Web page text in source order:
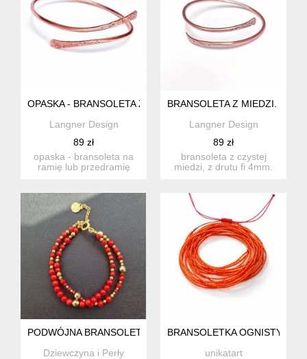
OPASKA - BRANSOLETA Z MIEDZI NA RAMIĘ/PRZEDRAMIĘ
Langner Design
89 zł
opaska - bransoleta na
ramię lub przedramię
BRANSOLETA Z MIEDZI.
Langner Design
89 zł
bransoleta z czystej
miedzi, z drutu fi 4mm.
PODWÓJNA BRANSOLETKA Z CZERWONYCH KORALI I
Dziewczyna i Perły
BRANSOLETKA OGNISTY
unikatart